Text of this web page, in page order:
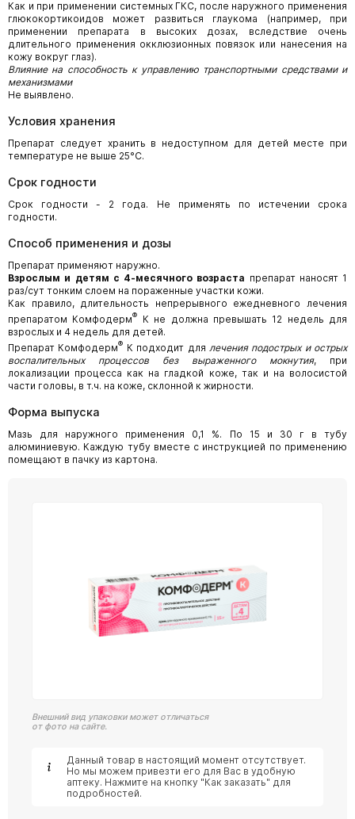
Как и при применении системных ГКС, после наружного применения
глюкокортикоидов может развиться глаукома (например, при
применении препарата в высоких дозах, вследствие очень
длительного применения окклюзионных повязок или нанесения на
кожу вокруг глаз).
Влияние на способность к управлению транспортными средствами и
механизмами
Не выявлено.
Условия хранения
Препарат следует хранить в недоступном для детей месте при
температуре не выше 25°С.
Срок годности
Срок годности - 2 года. Не применять по истечении срока
годности.
Способ применения и дозы
Препарат применяют наружно.
Взрослым и детям с 4-месячного возраста препарат наносят 1
раз/сут тонким слоем на пораженные участки кожи.
Как правило, длительность непрерывного ежедневного лечения
препаратом Комфодерм®
К не должна превышать 12 недель для
взрослых и 4 недель для детей.
Препарат Комфодерм® К подходит для лечения подострых и острых
воспалительных процессов без выраженного мокнутия, при
локализации процесса как на гладкой коже, так и на волосистой
части головы, в т.ч. на коже, склонной к жирности.
Форма выпуска
Мазь для наружного применения 0,1 %. По 15 и 30 г в тубу
алюминиевую. Каждую тубу вместе с инструкцией по применению
помещают в пачку из картона.
Внешний вид упаковки может отличаться
от фото на сайте.
Данный товар в настоящий момент отсутствует.
Но мы можем привезти его для Вас в удобную
аптеку. Нажмите на кнопку "Как заказать" для
подробностей.